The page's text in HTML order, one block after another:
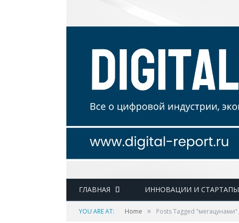
ГЛАВНАЯ ИННОВАЦИИ И СТАРТАПЫ
YOU ARE AT: Home » Posts Tagged "мегацунами"